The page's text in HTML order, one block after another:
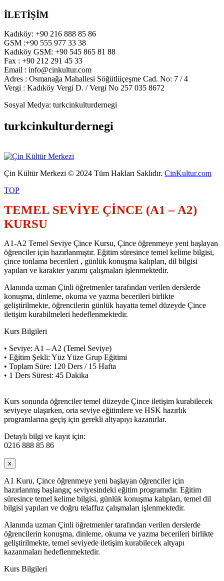
İLETİŞİM
Kadıköy: +90 216 888 85 86
GSM :+90 555 977 33 38
Kadıköy GSM: +90 545 865 81 88
Fax : +90 212 291 45 33
Email : info@cinkultur.com
Adres : Osmanağa Mahallesi Söğütlüçeşme Cad. No: 7 / 4
Vergi : Kadıköy Vergi D. / Vergi No 257 035 8672
Sosyal Medya: turkcinkulturdernegi
turkcinkulturdernegi
Çin Kültür Merkezi © 2024 Tüm Hakları Saklıdır. CinKultur.com
TOP
TEMEL SEVİYE ÇİNCE (A1 – A2)
KURSU
A1-A2 Temel Seviye Çince Kursu, Çince öğrenmeye yeni başlayan
öğrenciler için hazırlanmıştır. Eğitim süresince temel kelime bilgisi,
çince tonlama becerileri , günlük konuşma kalıpları, dil bilgisi
yapıları ve karakter yazımı çalışmaları işlenmektedir.
Alanında uzman Çinli öğretmenler tarafından verilen derslerde
konuşma, dinleme, okuma ve yazma becerileri birlikte
geliştirilmekte, öğrencilerin günlük hayatta temel düzeyde Çince
iletişim kurabilmeleri hedeflenmektedir.
Kurs Bilgileri
• Seviye: A1 – A2 (Temel Seviye)
• Eğitim Şekli: Yüz Yüze Grup Eğitimi
• Toplam Süre: 120 Ders / 15 Hafta
• 1 Ders Süresi: 45 Dakika
Kurs sonunda öğrenciler temel düzeyde Çince iletişim kurabilecek
seviyeye ulaşırken, orta seviye eğitimlere ve HSK hazırlık
programlarına geçiş için gerekli altyapıyı kazanırlar.
Detaylı bilgi ve kayıt için:
0216 888 85 86
x
A1 Kuru, Çince öğrenmeye yeni başlayan öğrenciler için
hazırlanmış başlangıç seviyesindeki eğitim programıdır. Eğitim
süresince temel kelime bilgisi, günlük konuşma kalıpları, temel dil
bilgisi yapıları ve doğru telaffuz çalışmaları işlenmektedir.
Alanında uzman Çinli öğretmenler tarafından verilen derslerde
öğrencilerin konuşma, dinleme, okuma ve yazma becerileri birlikte
geliştirilmekte, temel seviyede iletişim kurabilecek altyapı
kazanmaları hedeflenmektedir.
Kurs Bilgileri